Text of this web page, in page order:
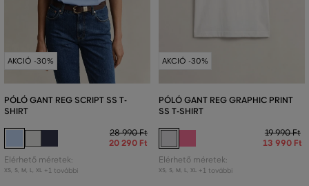
AKCIÓ -30%
PÓLÓ GANT REG SCRIPT SS T-
SHIRT
28 990 Ft
20 290 Ft
Elérhető méretek:
XS, S, M L, XL +1 további
AKCIÓ -30%
PÓLÓ GANT REG GRAPHIC PRINT
SS T-SHIRT
19 990 Ft
13 990 Ft
Elérhető méretek:
XS, S, M L, XL +1 további